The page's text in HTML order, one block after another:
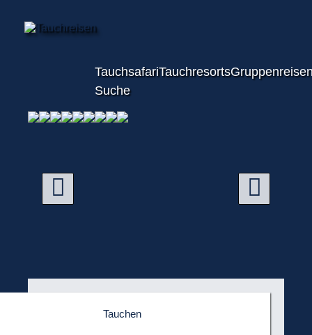
Tauchsafari
Suche
Tauchresorts
Tauchen